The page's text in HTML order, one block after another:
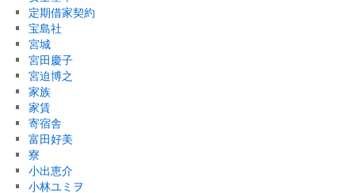
定期借家契約
宝島社
宮城
宮田慶子
宮迫博之
家族
家賃
寄宿舎
富田好美
寮
小出恵介
小林ユミヲ